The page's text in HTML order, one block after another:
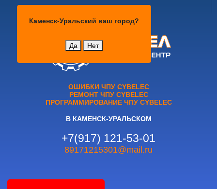
Каменск-Уральский ваш город?
Да Нет
ОШИБКИ ЧПУ CYBELEC
РЕМОНТ ЧПУ CYBELEC
ПРОГРАММИРОВАНИЕ ЧПУ CYBELEC
В КАМЕНСК-УРАЛЬСКОМ
+7(917) 121-53-01
89171215301@mail.ru